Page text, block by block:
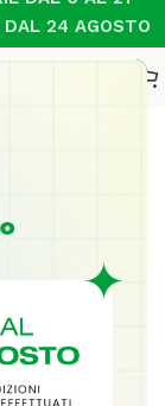
DAL 24 AGOSTO